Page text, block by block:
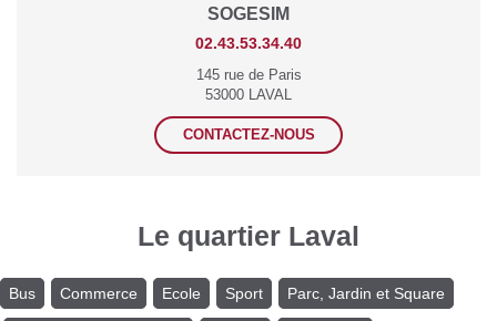
SOGESIM
02.43.53.34.40
145 rue de Paris
53000 LAVAL
CONTACTEZ-NOUS
Le quartier Laval
Bus Commerce Ecole Sport Parc, Jardin et Square